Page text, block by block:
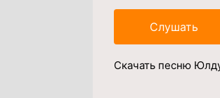
Слушать
Скачать песню